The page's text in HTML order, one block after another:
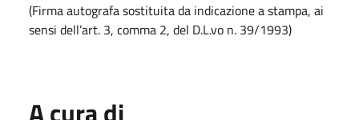
(Firma autografa sostituita da indicazione a stampa, ai
sensi dell’art. 3, comma 2, del D.L.vo n. 39/1993)